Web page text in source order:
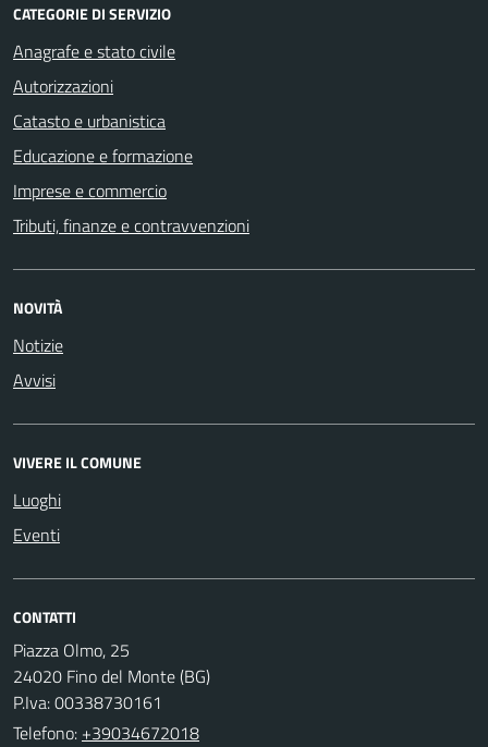
CATEGORIE DI SERVIZIO
Anagrafe e stato civile
Autorizzazioni
Catasto e urbanistica
Educazione e formazione
Imprese e commercio
Tributi, finanze e contravvenzioni
NOVITÀ
Notizie
Avvisi
VIVERE IL COMUNE
Luoghi
Eventi
CONTATTI
Piazza Olmo, 25
24020 Fino del Monte (BG)
P.Iva: 00338730161
Telefono: +39034672018